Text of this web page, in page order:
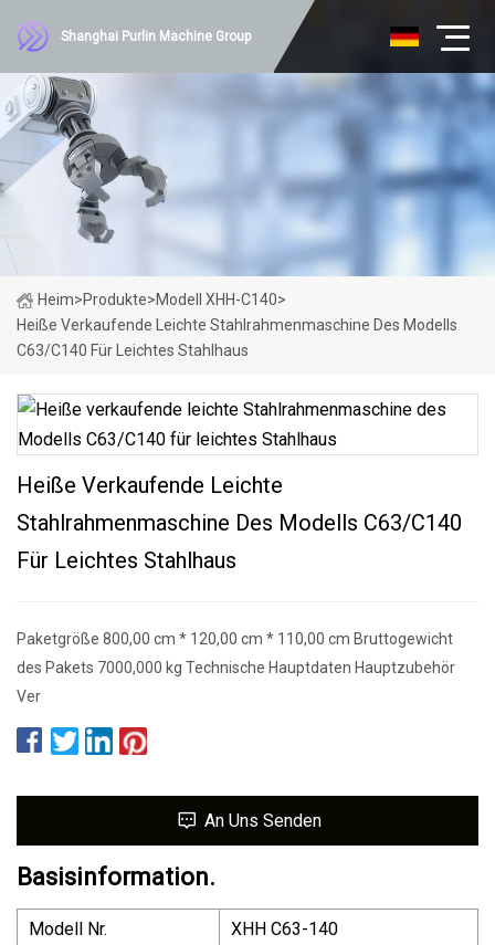
Shanghai Purlin Machine Group
Heim>Produkte>Modell XHH-C140>
Heiße Verkaufende Leichte Stahlrahmenmaschine Des Modells
C63/C140 Für Leichtes Stahlhaus
Heiße Verkaufende Leichte
Stahlrahmenmaschine Des Modells C63/C140
Für Leichtes Stahlhaus
Paketgröße 800,00 cm * 120,00 cm * 110,00 cm Bruttogewicht
des Pakets 7000,000 kg Technische Hauptdaten Hauptzubehör
Ver
An Uns Senden
Basisinformation.
Modell Nr.
XHH C63-140